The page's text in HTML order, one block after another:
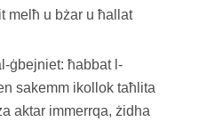
melħ u bżar u ħallat
ġbejniet: ħabbat l-
sakemm ikollok taħlita
aktar immerrqa, żidha